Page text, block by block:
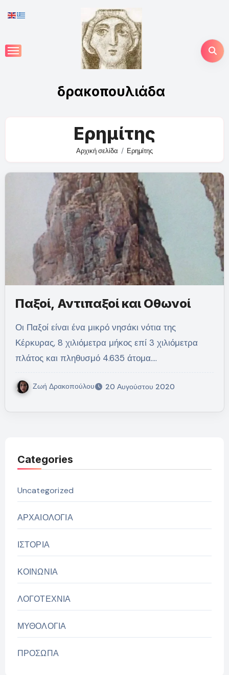
to
δρακοπουλιάδα
Ερημίτης
Αρχική σελίδα Ερημίτης
Παξοί, Αντιπαξοί και Οθωνοί
Οι Παξοί είναι ένα μικρό νησάκι νότια της
Κέρκυρας, 8 χιλιόμετρα μήκος επί 3 χιλιόμετρα
πλάτος και πληθυσμό 4.635 άτομα.…
Ζωή Δρακοπούλου 20 Αυγούστου 2020
Categories
Uncategorized
ΑΡΧΑΙΟΛΟΓΙΑ
ΙΣΤΟΡΙΑ
ΚΟΙΝΩΝΙΑ
ΛΟΓΟΤΕΧΝΙΑ
ΜΥΘΟΛΟΓΙΑ
ΠΡΟΣΩΠΑ